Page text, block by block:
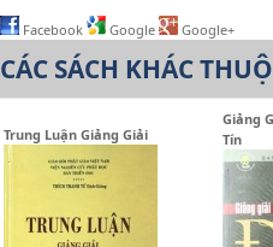
Facebook Google Google+
CÁC SÁCH KHÁC
Trung Luận Giảng Giải
Giảng
Tín